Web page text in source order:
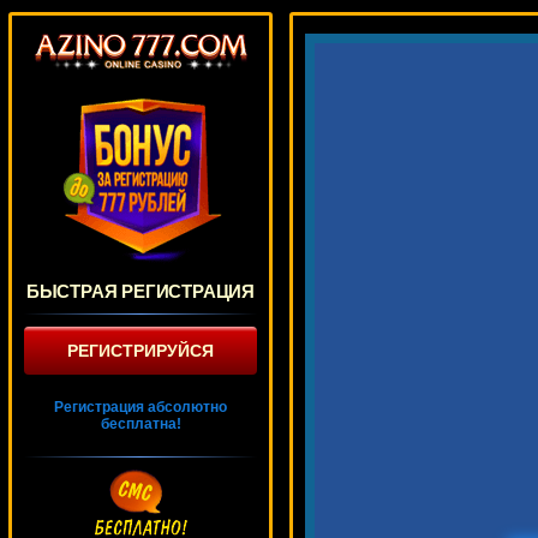
БЫСТРАЯ РЕГИСТРАЦИЯ
РЕГИСТРИРУЙСЯ
Регистрация абсолютно
бесплатна!